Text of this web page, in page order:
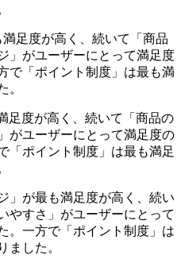
足度が高く、続いて「商品
」がユーザーにとって満足度
で「ポイント制度」は最も満
。
足度が高く、続いて「商品の
がユーザーにとって満足度の
「ポイント制度」は最も満足
」が最も満足度が高く、続い
やすさ」がユーザーにとって
。一方で「ポイント制度」は
ました。